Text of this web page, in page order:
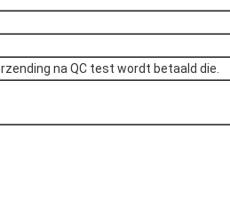
na QC test wordt betaald die.